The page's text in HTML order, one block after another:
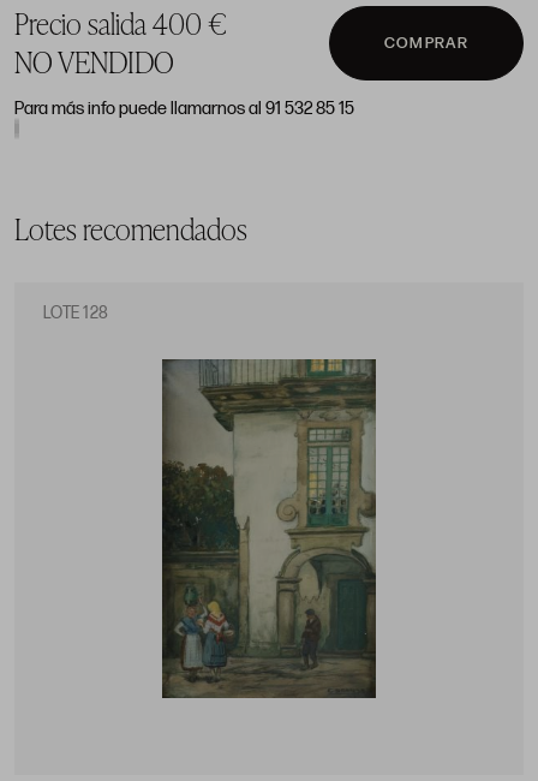
Precio salida 400 €
NO VENDIDO
COMPRAR
Para más info puede llamarnos al 91 532 85 15
Lotes recomendados
LOTE 128